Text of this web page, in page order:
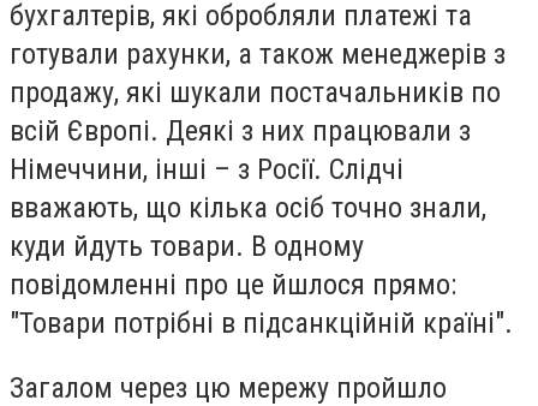
бухгалтерів, які обробляли платежі та
готували рахунки, а також менеджерів з
продажу, які шукали постачальників по
всій Європі. Деякі з них працювали з
Німеччини, інші – з Росії. Слідчі
вважають, що кілька осіб точно знали,
куди йдуть товари. В одному
повідомленні про це йшлося прямо:
"Товари потрібні в підсанкційній країні".
Загалом через цю мережу пройшло